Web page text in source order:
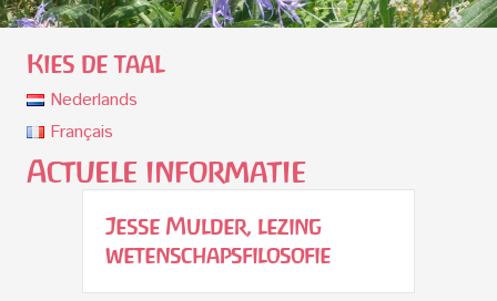
Kies de taal
Nederlands
Français
Actuele informatie
Jesse Mulder, lezing
wetenschapsfilosofie